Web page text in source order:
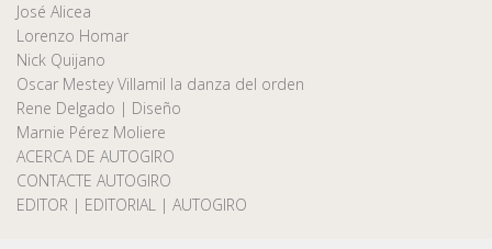
José Alicea
Lorenzo Homar
Nick Quijano
Oscar Mestey Villamil la danza del orden
Rene Delgado | Diseño
Marnie Pérez Moliere
ACERCA DE AUTOGIRO
CONTACTE AUTOGIRO
EDITOR | EDITORIAL | AUTOGIRO